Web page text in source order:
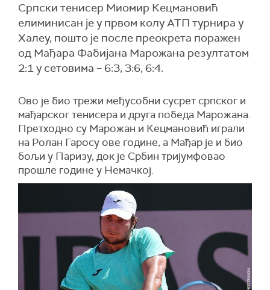
Српски тенисер Миомир Кецмановић
елиминисан је у првом колу АТП турнира у
Халеу, пошто је после преокрета поражен
од Мађара Фабијана Марожана резултатом
2:1 у сетовима – 6:3, 3:6, 6:4.
Ово је био трежи међусобни сусрет српског и
мађарског тенисера и друга победа Марожана.
Претходно су Марожан и Кецмановић играли
на Ролан Гаросу ове године, а Мађар је и био
бољи у Паризу, док је Србин тријумфовао
прошле године у Немачкој.